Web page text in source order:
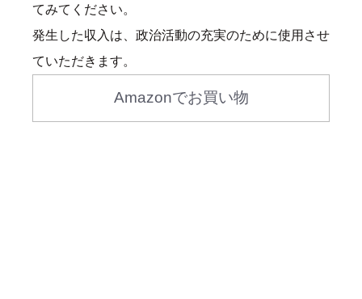
てみてください。
発生した収入は、政治活動の充実のために使用させ
ていただきます。
Amazonでお買い物